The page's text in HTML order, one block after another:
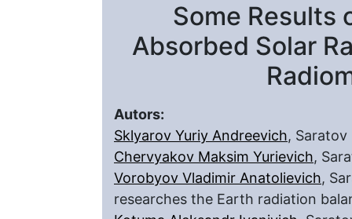
Some Results
Absorbed Solar
Autors:
Sklyarov Yuriy Andreevich,
Chervyakov Maksim Yurievich,
Vorobyov Vladimir Anatolievich,
researches the Earth radiation